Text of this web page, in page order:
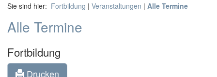
Sie sind hier: Fortbildung | Veranstaltungen | Alle Termine
Alle Termine
Fortbildung
Drucken